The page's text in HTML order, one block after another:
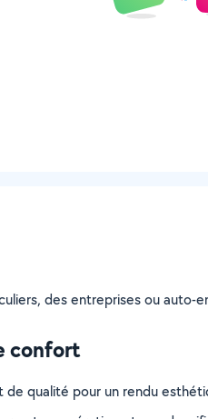
des entreprises ou auto-
confort
de qualité pour un rendu